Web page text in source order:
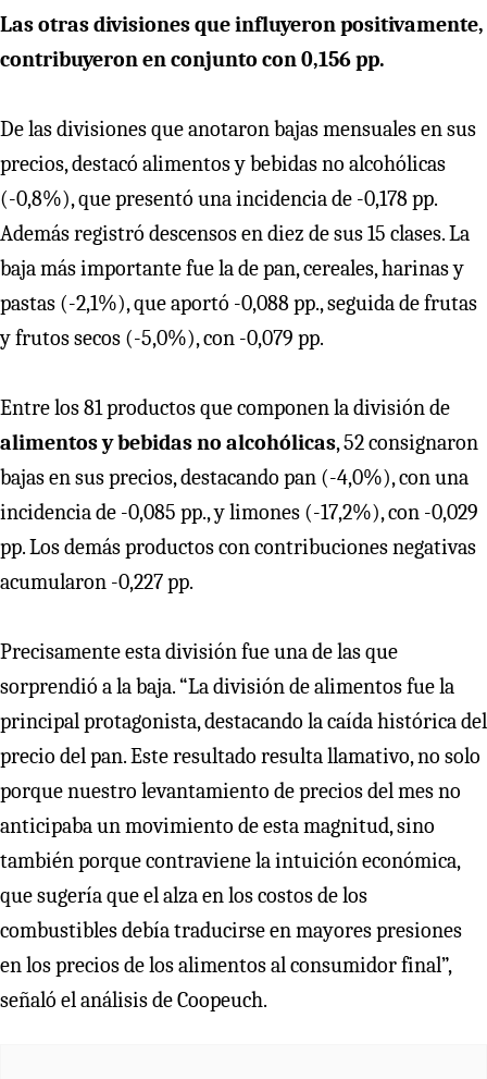
Las otras divisiones que influyeron positivamente,
contribuyeron en conjunto con 0,156 pp.
De las divisiones que anotaron bajas mensuales en sus
precios, destacó alimentos y bebidas no alcohólicas
(-0,8%), que presentó una incidencia de -0,178 pp.
Además registró descensos en diez de sus 15 clases. La
baja más importante fue la de pan, cereales, harinas y
pastas (-2,1%), que aportó -0,088 pp., seguida de frutas
y frutos secos (-5,0%), con -0,079 pp.
Entre los 81 productos que componen la división de
alimentos y bebidas no alcohólicas, 52 consignaron
bajas en sus precios, destacando pan (-4,0%), con una
incidencia de -0,085 pp., y limones (-17,2%), con -0,029
pp. Los demás productos con contribuciones negativas
acumularon -0,227 pp.
Precisamente esta división fue una de las que
sorprendió a la baja. “La división de alimentos fue la
principal protagonista, destacando la caída histórica del
precio del pan. Este resultado resulta llamativo, no solo
porque nuestro levantamiento de precios del mes no
anticipaba un movimiento de esta magnitud, sino
también porque contraviene la intuición económica,
que sugería que el alza en los costos de los
combustibles debía traducirse en mayores presiones
en los precios de los alimentos al consumidor final”,
señaló el análisis de Coopeuch.